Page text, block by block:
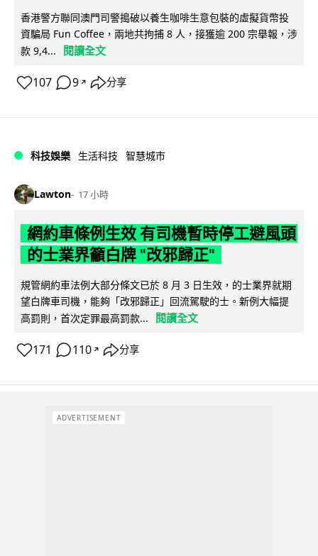
香港警方聯同澳門司警搗破以養生咖啡生意包裝的虛擬貨幣投
資騙局 Fun Coffee，兩地共拘捕 8 人，接獲逾 200 宗舉報，涉
款 9,4...
閱讀全文
107 9 ↗ 分享
科技娛樂 生活科技 智慧城市
Lawton 17 小時
網約車條例生效 有司機暫時停工避風頭
的士業界籲白牌 "改邪歸正"
規管網約車法例大部分條文已於 8 月 3 日生效，的士業界就期
望白牌車司機，能夠「改邪歸正」回流駕駛的士。新例大幅提
高罰則，首次定罪最高罰款...
閱讀全文
171 110 ↗ 分享
ADVERTISEMENT